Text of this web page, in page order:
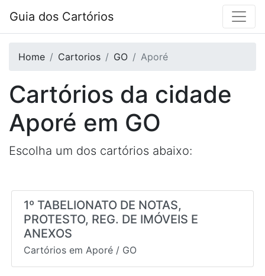
Guia dos Cartórios
Home Cartorios GO Aporé
Cartórios da cidade
Aporé em GO
Escolha um dos cartórios abaixo:
1º TABELIONATO DE NOTAS,
PROTESTO, REG. DE IMÓVEIS E
ANEXOS
Cartórios em Aporé / GO